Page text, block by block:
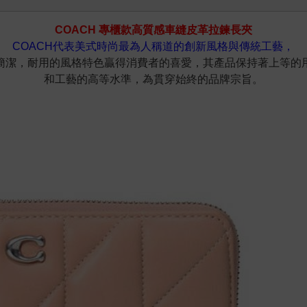
COACH 專櫃款高質感車縫皮革拉鍊長夾
COACH代表美式時尚最為人稱道的創新風格與傳統工藝，
潔，耐用的風格特色贏得消費者的喜愛，其產品保持著上等的
和工藝的高等水準，為貫穿始終的品牌宗旨。